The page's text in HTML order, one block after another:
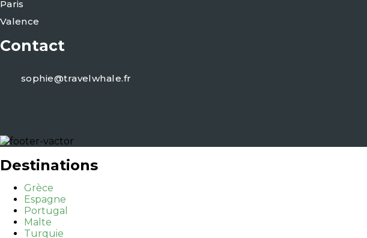
Paris
Valence
Contact
sophie@travelwhale.fr
Destinations
Grèce
Espagne
Portugal
Malte
Turquie